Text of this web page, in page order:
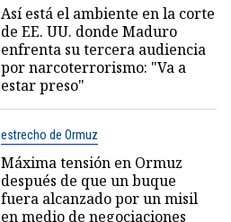
Así está el ambiente en la corte
de EE. UU. donde Maduro
enfrenta su tercera audiencia
por narcoterrorismo: "Va a
estar preso"
estrecho de Ormuz
Máxima tensión en Ormuz
después de que un buque
fuera alcanzado por un misil
en medio de negociaciones